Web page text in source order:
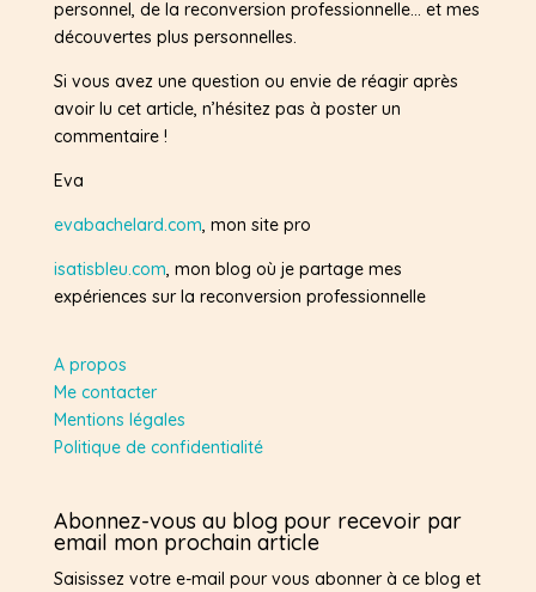
personnel, de la reconversion professionnelle… et mes
découvertes plus personnelles.
Si vous avez une question ou envie de réagir après
avoir lu cet article, n’hésitez pas à poster un
commentaire !
Eva
evabachelard.com, mon site pro
isatisbleu.com, mon blog où je partage mes
expériences sur la reconversion professionnelle
A propos
Me contacter
Mentions légales
Politique de confidentialité
Abonnez-vous au blog pour recevoir par
email mon prochain article
Saisissez votre e-mail pour vous abonner à ce blog et